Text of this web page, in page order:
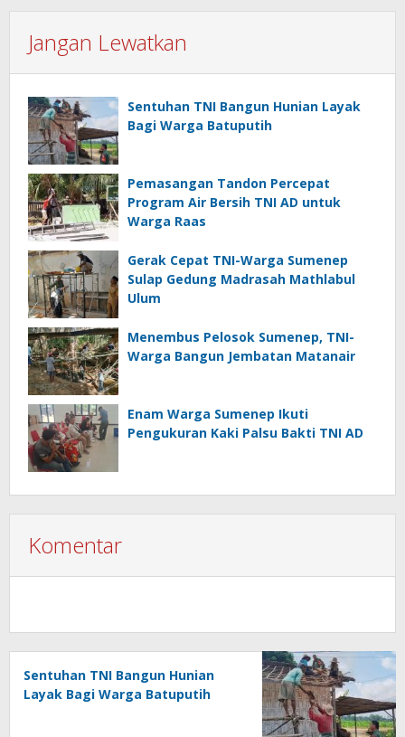
Jangan Lewatkan
Sentuhan TNI Bangun Hunian Layak
Bagi Warga Batuputih
Pemasangan Tandon Percepat
Program Air Bersih TNI AD untuk
Warga Raas
Gerak Cepat TNI-Warga Sumenep
Sulap Gedung Madrasah Mathlabul
Ulum
Menembus Pelosok Sumenep, TNI-
Warga Bangun Jembatan Matanair
Enam Warga Sumenep Ikuti
Pengukuran Kaki Palsu Bakti TNI AD
Komentar
Sentuhan TNI Bangun Hunian
Layak Bagi Warga Batuputih